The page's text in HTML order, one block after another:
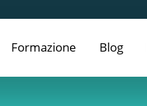
Formazione Blog